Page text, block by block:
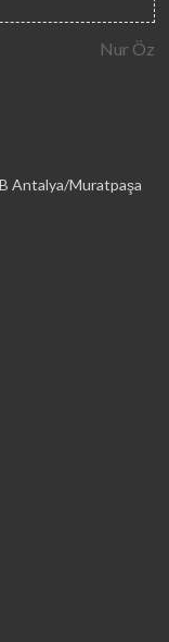
Nur Öz
Antalya/Muratpaşa